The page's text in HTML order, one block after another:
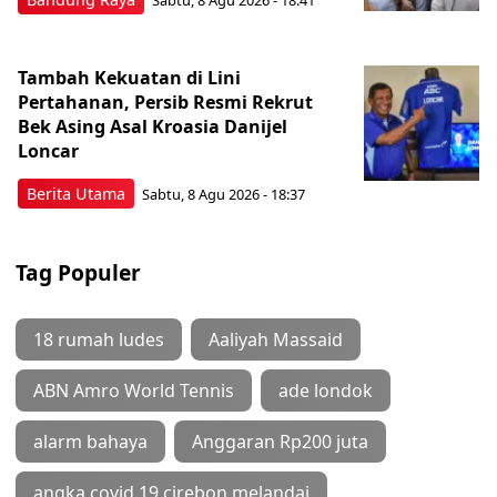
Berita Utama
Tambah Kekuatan di Lini
Pertahanan, Persib Resmi Rekrut
Bek Asing Asal Kroasia Danijel
Loncar
Sabtu, 8 Agu 2026 - 18:37
Tag Populer
18 rumah ludes Aaliyah Massaid
ABN Amro World Tennis ade londok
alarm bahaya Anggaran Rp200 juta